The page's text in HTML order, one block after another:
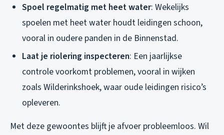
Spoel regelmatig met heet water: Wekelijks
spoelen met heet water houdt leidingen schoon,
vooral in oudere panden in de Binnenstad.
Laat je riolering inspecteren: Een jaarlijkse
controle voorkomt problemen, vooral in wijken
zoals Wilderinkshoek, waar oude leidingen risico’s
opleveren.
Met deze gewoontes blijft je afvoer probleemloos. Wil